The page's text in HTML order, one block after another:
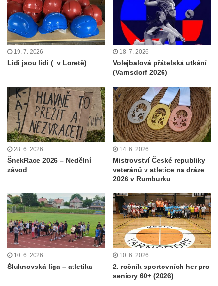
19. 7. 2026
Lidi jsou lidi (i v Loretě)
18. 7. 2026
Volejbalová přátelská utkání
(Varnsdorf 2026)
28. 6. 2026
ŠnekRace 2026 – Nedělní
závod
14. 6. 2026
Mistrovství České republiky
veteránů v atletice na dráze
2026 v Rumburku
10. 6. 2026
Šluknovská liga – atletika
10. 6. 2026
2. ročník sportovních her pro
seniory 60+ (2026)